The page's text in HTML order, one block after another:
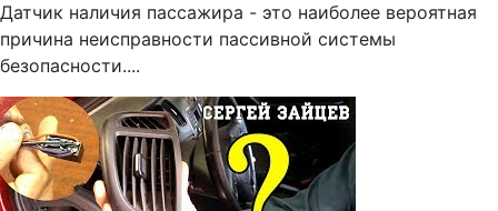
Датчик наличия пассажира - это наиболее вероятная
причина неисправности пассивной системы
безопасности....